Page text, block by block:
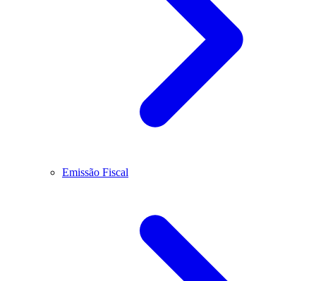
Emissão Fiscal